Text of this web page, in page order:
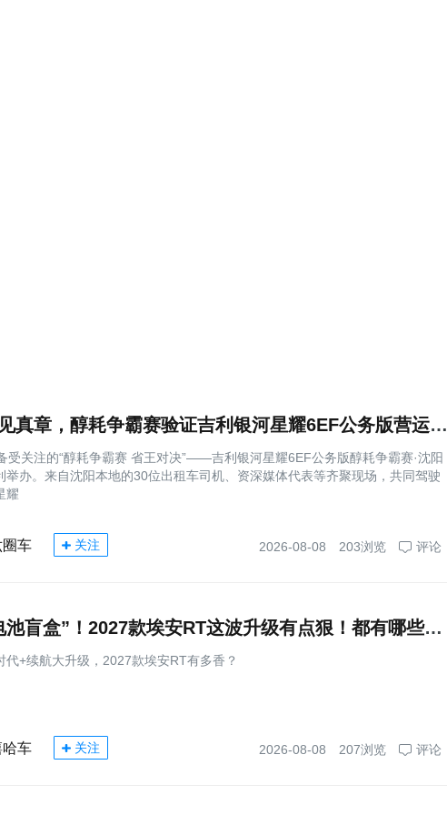
真路况见真章，醇耗争霸赛验证吉利银河星耀6EF公务版营运实力
受关注的“醇耗争霸赛 省王对决”——吉利银河星耀6EF公务版醇耗争霸赛·沈阳
举办。来自沈阳本地的30位出租车司机、资深媒体代表等齐聚现场，共同驾驶
耀
圈车 关注 2026-08-08 203浏览 评论
告别“电池盲盒”！2027款埃安RT这波升级有点狠！都有哪些变化
代+续航大升级，2027款埃安RT有多香？
哈车 关注 2026-08-08 207浏览 评论